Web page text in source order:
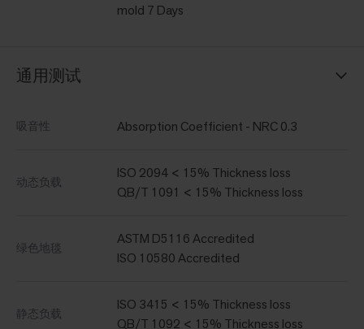
mold 7 Days
通用测试
吸音性 Absorption Coefficient - NRC 0.3
动态负载
ISO 2094 < 15% Thickness loss
QB/T 1091 < 15% Thickness loss
绿色地毯
ASTM D5116 Accredited
ISO 10580 Accredited
静态负载
ISO 3415 < 15% Thickness loss
QB/T 1092 < 15% Thickness loss